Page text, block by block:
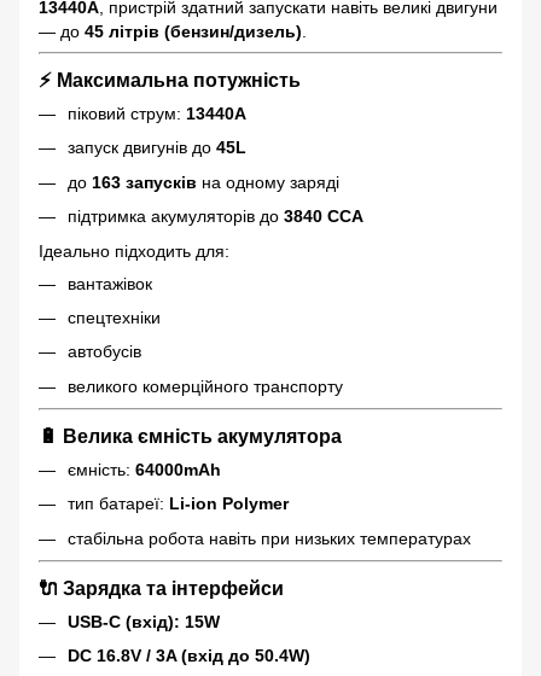
13440A, пристрій здатний запускати навіть великі двигуни
— до 45 літрів (бензин/дизель).
⚡ Максимальна потужність
піковий струм: 13440A
запуск двигунів до 45L
до 163 запусків на одному заряді
підтримка акумуляторів до 3840 CCA
Ідеально підходить для:
вантажівок
спецтехніки
автобусів
великого комерційного транспорту
🔋 Велика ємність акумулятора
ємність: 64000mAh
тип батареї: Li-ion Polymer
стабільна робота навіть при низьких температурах
🔌 Зарядка та інтерфейси
USB-C (вхід): 15W
DC 16.8V / 3A (вхід до 50.4W)